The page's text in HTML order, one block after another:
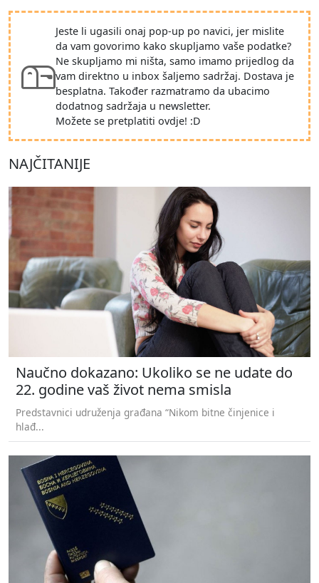
Jeste li ugasili onaj pop-up po navici, jer mislite
da vam govorimo kako skupljamo vaše podatke?
Ne skupljamo mi ništa, samo imamo prijedlog da
vam direktno u inbox šaljemo sadržaj. Dostava je
besplatna. Također razmatramo da ubacimo
dodatnog sadržaja u newsletter.
Možete se pretplatiti ovdje! :D
NAJČITANIJE
Naučno dokazano: Ukoliko se ne udate do
22. godine vaš život nema smisla
Predstavnici udruženja građana “Nikom bitne činjenice i
hlađ...